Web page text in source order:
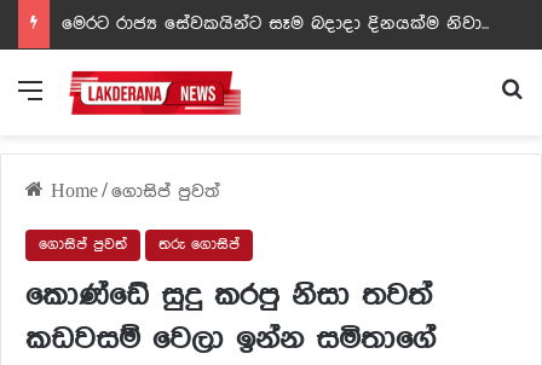
ඩඩ්ලිට දෙවෙනි නොවූ රත්න සහල් අධිපති..- PHOTOS
Menu
Home/ගොසිප් පුවත්
ගොසිප් පුවත් තරු ගොසිප්
කොණ්ඩේ සුදු කරපු නිසා තවත්
කඩවසම් වෙලා ඉන්න සමිතාගේ